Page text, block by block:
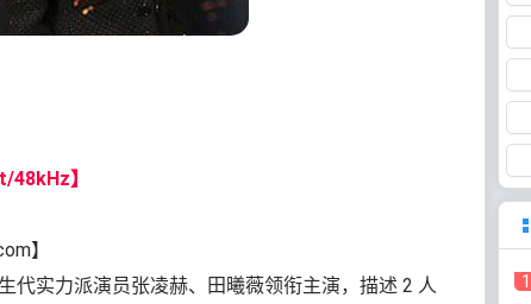
48kHz】
】
代实力派演员张凌赫、田曦薇领衔主演，描述 2 人
1